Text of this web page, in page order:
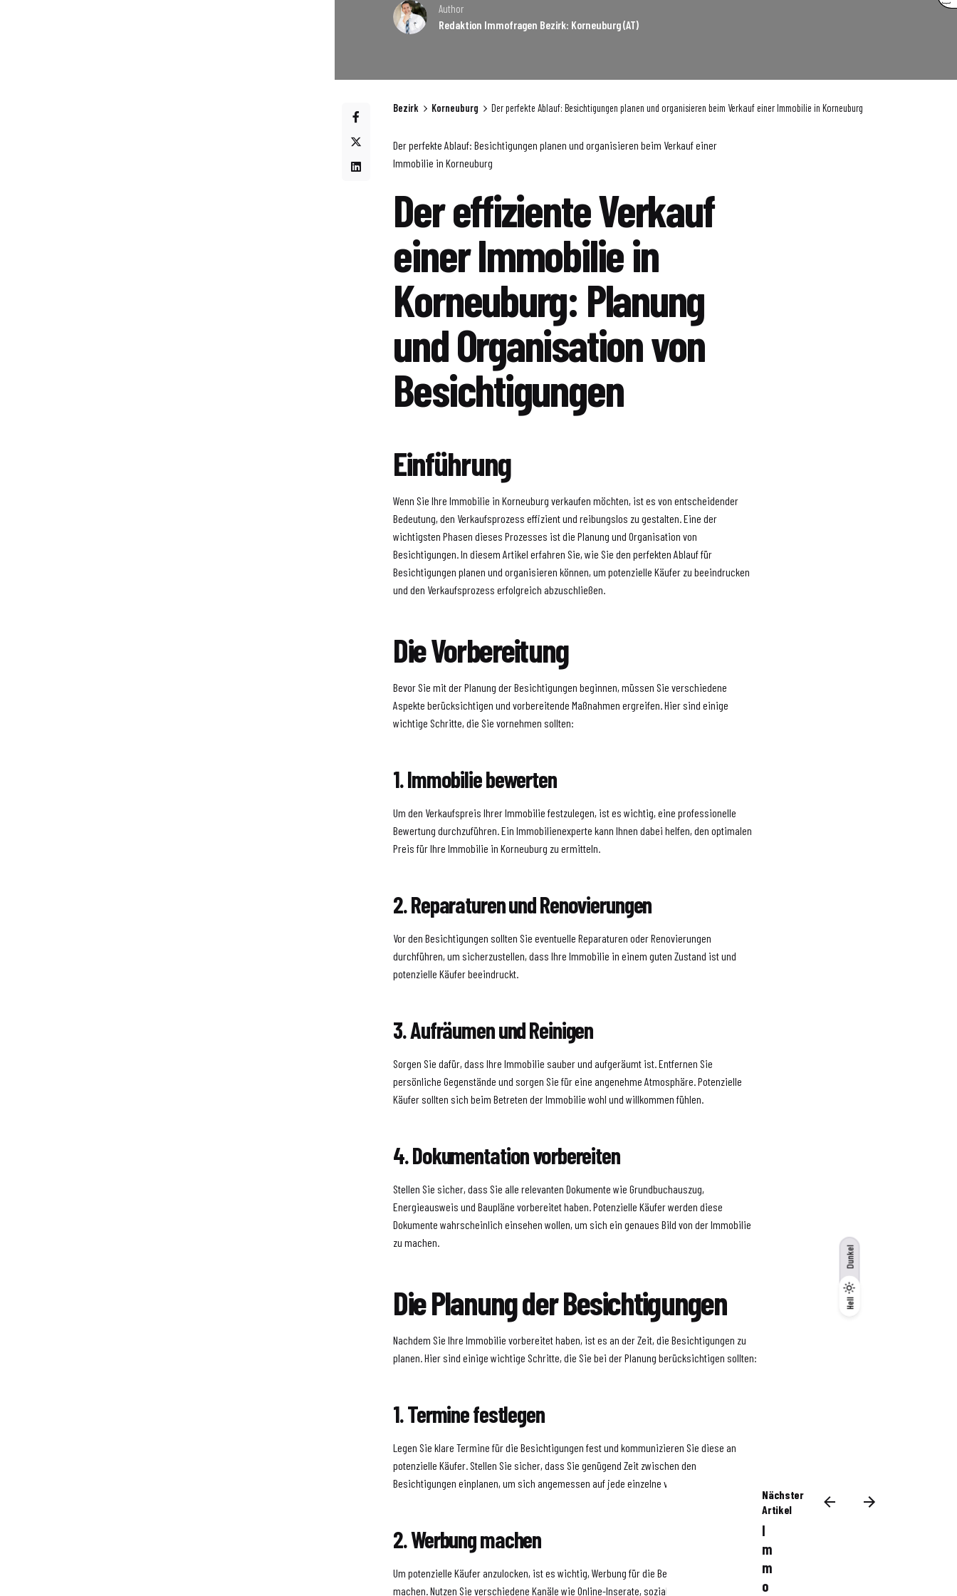
Hell
Dunkel
Hell
Dunkel
Author
Redaktion Immofragen Bezirk: Korneuburg (AT)
Bezirk Korneuburg Der perfekte Ablauf: Besichtigungen planen und organisieren beim Verkauf einer Immobilie in Korneuburg
Der perfekte Ablauf: Besichtigungen planen und organisieren beim Verkauf einer
Immobilie in Korneuburg
Der effiziente Verkauf
einer Immobilie in
Korneuburg: Planung
und Organisation von
Besichtigungen
Einführung
Wenn Sie Ihre Immobilie in Korneuburg verkaufen möchten, ist es von entscheidender
Bedeutung, den Verkaufsprozess effizient und reibungslos zu gestalten. Eine der
wichtigsten Phasen dieses Prozesses ist die Planung und Organisation von
Besichtigungen. In diesem Artikel erfahren Sie, wie Sie den perfekten Ablauf für
Besichtigungen planen und organisieren können, um potenzielle Käufer zu beeindrucken
und den Verkaufsprozess erfolgreich abzuschließen.
Die Vorbereitung
Bevor Sie mit der Planung der Besichtigungen beginnen, müssen Sie verschiedene
Aspekte berücksichtigen und vorbereitende Maßnahmen ergreifen. Hier sind einige
wichtige Schritte, die Sie vornehmen sollten:
1. Immobilie bewerten
Um den Verkaufspreis Ihrer Immobilie festzulegen, ist es wichtig, eine professionelle
Bewertung durchzuführen. Ein Immobilienexperte kann Ihnen dabei helfen, den optimalen
Preis für Ihre Immobilie in Korneuburg zu ermitteln.
2. Reparaturen und Renovierungen
Vor den Besichtigungen sollten Sie eventuelle Reparaturen oder Renovierungen
durchführen, um sicherzustellen, dass Ihre Immobilie in einem guten Zustand ist und
potenzielle Käufer beeindruckt.
3. Aufräumen und Reinigen
Sorgen Sie dafür, dass Ihre Immobilie sauber und aufgeräumt ist. Entfernen Sie
persönliche Gegenstände und sorgen Sie für eine angenehme Atmosphäre. Potenzielle
Käufer sollten sich beim Betreten der Immobilie wohl und willkommen fühlen.
4. Dokumentation vorbereiten
Stellen Sie sicher, dass Sie alle relevanten Dokumente wie Grundbuchauszug,
Energieausweis und Baupläne vorbereitet haben. Potenzielle Käufer werden diese
Dokumente wahrscheinlich einsehen wollen, um sich ein genaues Bild von der Immobilie
zu machen.
Die Planung der Besichtigungen
Nachdem Sie Ihre Immobilie vorbereitet haben, ist es an der Zeit, die Besichtigungen zu
planen. Hier sind einige wichtige Schritte, die Sie bei der Planung berücksichtigen sollten:
1. Termine festlegen
Legen Sie klare Termine für die Besichtigungen fest und kommunizieren Sie diese an
potenzielle Käufer. Stellen Sie sicher, dass Sie genügend Zeit zwischen den
Besichtigungen einplanen, um sich angemessen auf jede einzelne vorzubereiten.
2. Werbung machen
Um potenzielle Käufer anzulocken, ist es wichtig, Werbung für die Besichtigungen zu
machen. Nutzen Sie verschiedene Kanäle wie Online-Inserate, soziale Medien und lokale
Nächster
Artikel
I
m
m
o